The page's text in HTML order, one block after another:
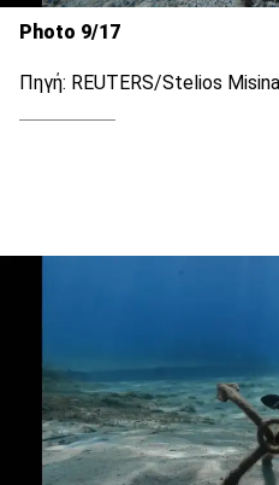
Photo 9/17
Πηγή: REUTERS/Stelios